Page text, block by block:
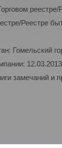
Реестре
Гомельский
12.03.2013
замечаний и